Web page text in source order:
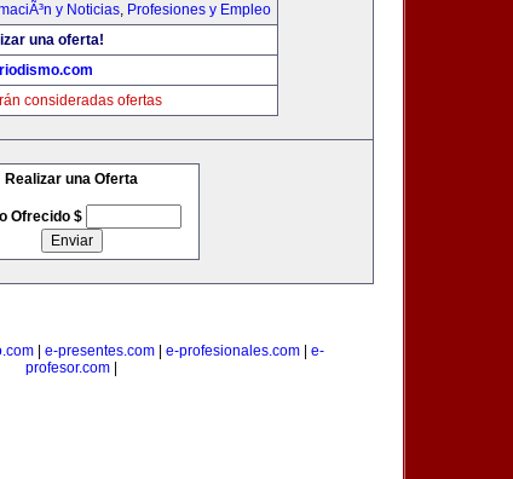
y Noticias, Profesiones y Empleo
una oferta!
consideradas ofertas
Realizar una Oferta
Ofrecido $
e-presentes.com e-profesionales.com
e-
profesor.com